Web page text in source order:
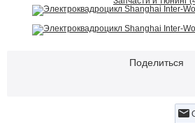
Поделиться